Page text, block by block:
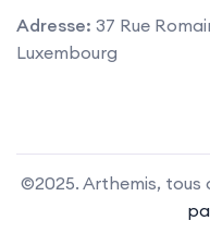
Adresse: 37 Rue
Luxembourg
©2025. Arthemis, tous